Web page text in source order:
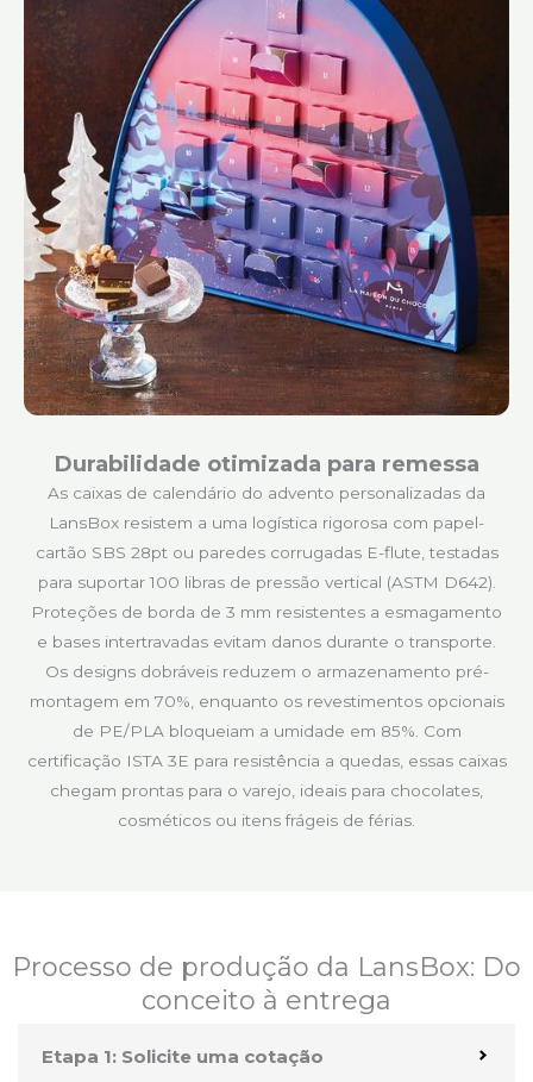
Durabilidade otimizada para remessa
As caixas de calendário do advento personalizadas da
LansBox resistem a uma logística rigorosa com papel-
cartão SBS 28pt ou paredes corrugadas E-flute, testadas
para suportar 100 libras de pressão vertical (ASTM D642).
Proteções de borda de 3 mm resistentes a esmagamento
e bases intertravadas evitam danos durante o transporte.
Os designs dobráveis reduzem o armazenamento pré-
montagem em 70%, enquanto os revestimentos opcionais
de PE/PLA bloqueiam a umidade em 85%. Com
certificação ISTA 3E para resistência a quedas, essas caixas
chegam prontas para o varejo, ideais para chocolates,
cosméticos ou itens frágeis de férias.
Processo de produção da LansBox: Do
conceito à entrega
Etapa 1: Solicite uma cotação